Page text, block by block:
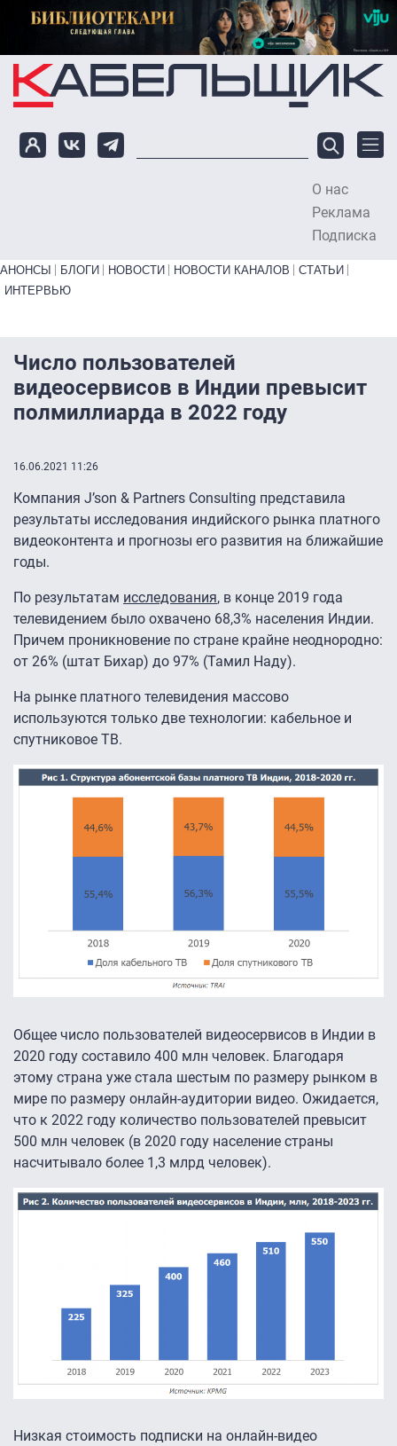
Перейти к основному содержанию
О нас
Реклама
Подписка
Primary links bottom
АНОНСЫ БЛОГИ НОВОСТИ НОВОСТИ КАНАЛОВ
СТАТЬИ
ИНТЕРВЬЮ
Число пользователей
видеосервисов в Индии превысит
полмиллиарда в 2022 году
16.06.2021 11:26
Компания J’son & Partners Consulting представила
результаты исследования индийского рынка платного
видеоконтента и прогнозы его развития на ближайшие
годы.
По результатам исследования, в конце 2019 года
телевидением было охвачено 68,3% населения Индии.
Причем проникновение по стране крайне неоднородно:
от 26% (штат Бихар) до 97% (Тамил Наду).
На рынке платного телевидения массово
используются только две технологии: кабельное и
спутниковое ТВ.
Общее число пользователей видеосервисов в Индии в
2020 году составило 400 млн человек. Благодаря
этому страна уже стала шестым по размеру рынком в
мире по размеру онлайн-аудитории видео. Ожидается,
что к 2022 году количество пользователей превысит
500 млн человек (в 2020 году население страны
насчитывало более 1,3 млрд человек).
Низкая стоимость подписки на онлайн-видео